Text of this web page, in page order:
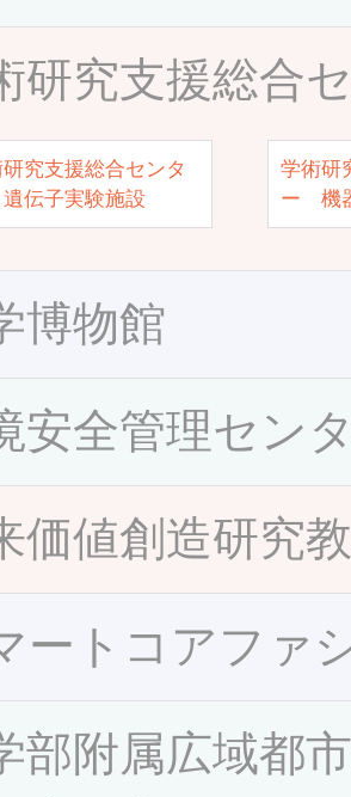
研究支援総合
究支援総合センタ
伝子実験施設
学術研
ー 機
博物館
安全管理セン
価値創造研究
ートコアファ
部附属広域都